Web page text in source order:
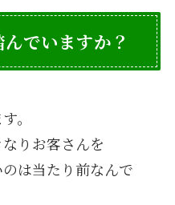
でいますか？
。
りお客さんを
は当たり前なんで